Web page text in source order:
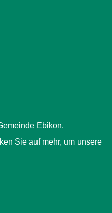
Ebikon.
Sie auf mehr, um unsere